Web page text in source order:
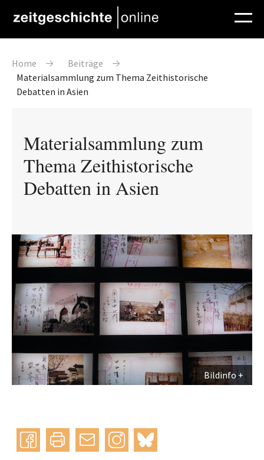
Pfadnavigation
Home
Beiträge
Materialsammlung zum Thema Zeithistorische
Debatten in Asien
Materialsammlung zum
Thema Zeithistorische
Debatten in Asien
Bildinfo
Instagram
bluesky